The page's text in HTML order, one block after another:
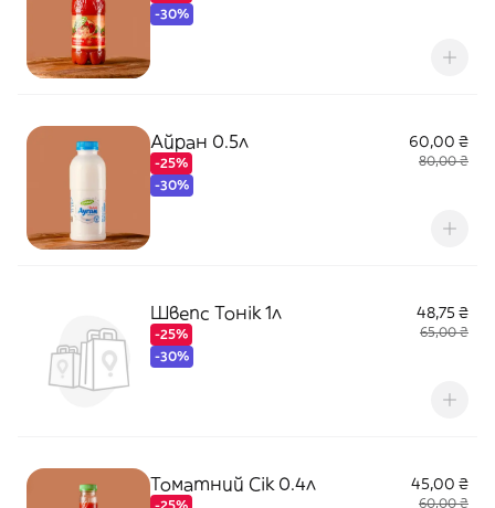
-30%
Айран 0.5л
-25%
-30%
60,00 ₴
80,00 ₴
Швепс Тонік 1л
-25%
-30%
48,75 ₴
65,00 ₴
Томатний Сік 0.4л 45,00 ₴
60,00 ₴